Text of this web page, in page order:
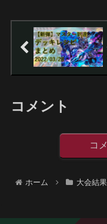
コメント
コ
ホーム 大会結果